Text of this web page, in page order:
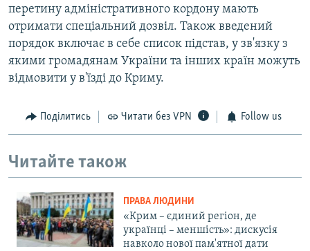
перетину адміністративного кордону мають
отримати спеціальний дозвіл. Також введений
порядок включає в себе список підстав, у зв'язку з
якими громадянам України та інших країн можуть
відмовити у в'їзді до Криму.
Поділитись Читати без VPN Follow us
Читайте також
ПРАВА ЛЮДИНИ
«Крим – єдиний регіон, де
українці – меншість»: дискусія
навколо нової пам'ятної дати